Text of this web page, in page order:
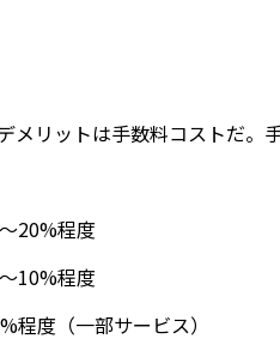
メリットは手数料コストだ。
20%程度
10%程度
程度（一部サービス）